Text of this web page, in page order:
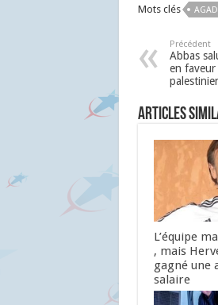
Mots clés
Précédent
Abbas
en faveur
Articles
L’équipe
, mais
gagné une
salaire
5 février 2017